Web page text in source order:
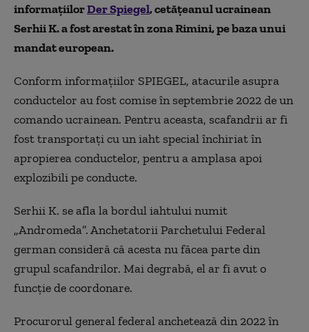
informațiilorDer Spiegel, cetățeanul ucrainean
Serhii K. a fost arestat în zona Rimini, pe baza unui
mandat european.
Conform informațiilor SPIEGEL, atacurile asupra
conductelor au fost comise în septembrie 2022 de un
comando ucrainean. Pentru aceasta, scafandrii ar fi
fost transportați cu un iaht special închiriat în
apropierea conductelor, pentru a amplasa apoi
explozibili pe conducte.
Serhii K. se afla la bordul iahtului numit
„Andromeda”. Anchetatorii Parchetului Federal
german consideră că acesta nu făcea parte din
grupul scafandrilor. Mai degrabă, el ar fi avut o
funcție de coordonare.
Procurorul general federal anchetează din 2022 în